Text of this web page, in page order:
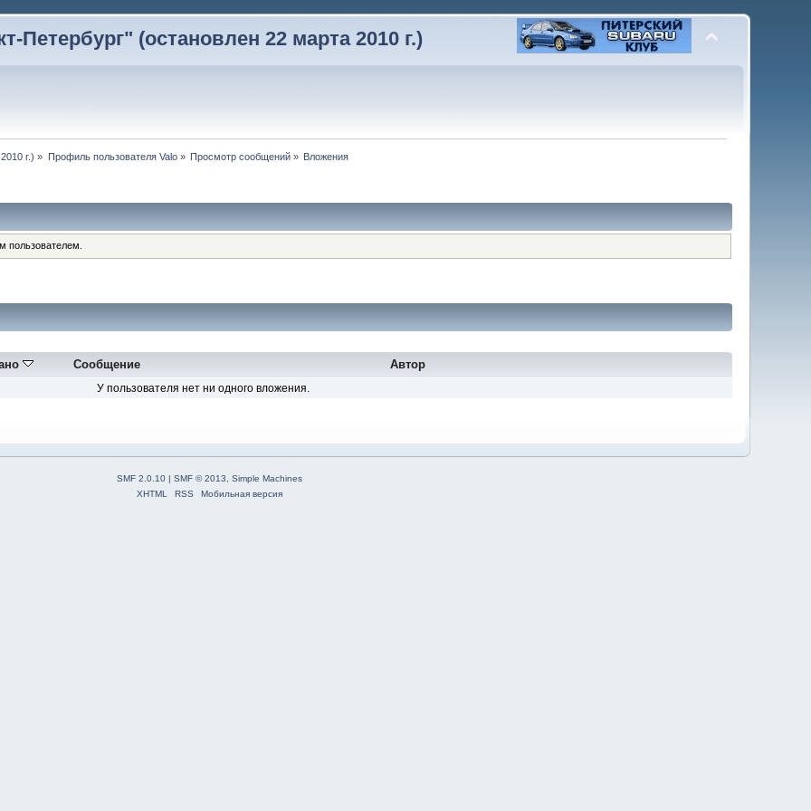
(остановлен 22 марта 2010 г.)
г.) » Профиль пользователя Valo» Просмотр сообщений » Вложения
пользователем.
Сообщение Автор
У пользователя нет ни одного вложения.
SMF 2.0.10 | SMF © 2013
Simple Machines
XHTML
RSS Мобильная версия